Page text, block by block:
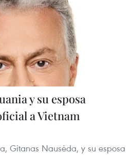
y su esposa
a Vietnam
Gitanas Nausėda, y su esposa